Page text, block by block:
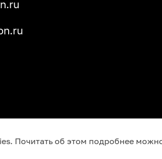
Почитать об этом подробнее